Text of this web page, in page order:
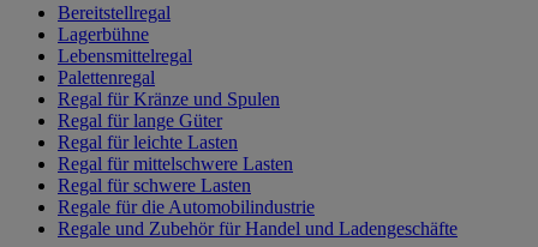
Bereitstellregal
Lagerbühne
Lebensmittelregal
Palettenregal
Regal für Kränze und Spulen
Regal für lange Güter
Regal für leichte Lasten
Regal für mittelschwere Lasten
Regal für schwere Lasten
Regale für die Automobilindustrie
Regale und Zubehör für Handel und Ladengeschäfte